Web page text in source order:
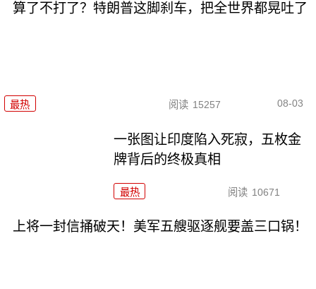
算了不打了？特朗普这脚刹车，把全世界都晃吐了
最热 阅读 15257 08-03
一张图让印度陷入死寂，五枚金
牌背后的终极真相
最热 阅读 10671
上将一封信捅破天！美军五艘驱逐舰要盖三口锅！